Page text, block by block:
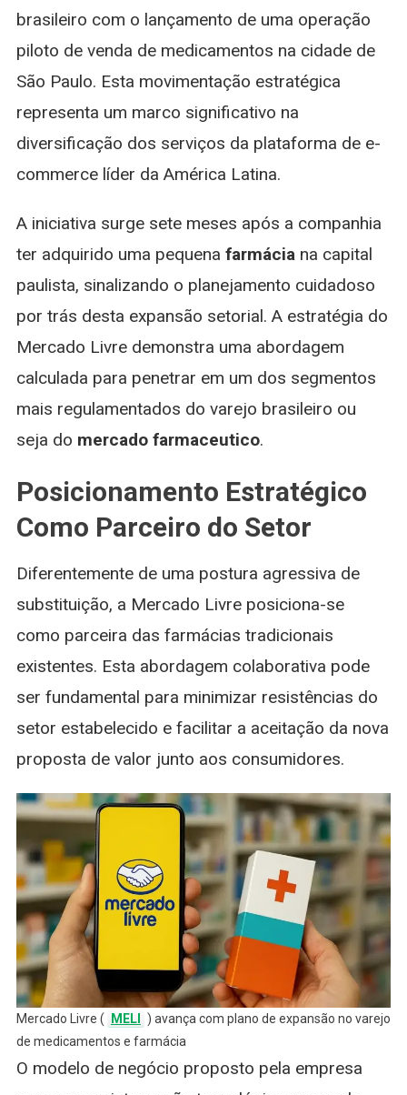
brasileiro com o lançamento de uma operação
piloto de venda de medicamentos na cidade de
São Paulo. Esta movimentação estratégica
representa um marco significativo na
diversificação dos serviços da plataforma de e-
commerce líder da América Latina.
A iniciativa surge sete meses após a companhia
ter adquirido uma pequena farmácia na capital
paulista, sinalizando o planejamento cuidadoso
por trás desta expansão setorial. A estratégia do
Mercado Livre demonstra uma abordagem
calculada para penetrar em um dos segmentos
mais regulamentados do varejo brasileiro ou
seja do mercado farmaceutico.
Posicionamento Estratégico
Como Parceiro do Setor
Diferentemente de uma postura agressiva de
substituição, a Mercado Livre posiciona-se
como parceira das farmácias tradicionais
existentes. Esta abordagem colaborativa pode
ser fundamental para minimizar resistências do
setor estabelecido e facilitar a aceitação da nova
proposta de valor junto aos consumidores.
Mercado Livre ( MELI ) avança com plano de expansão no varejo
de medicamentos e farmácia
O modelo de negócio proposto pela empresa